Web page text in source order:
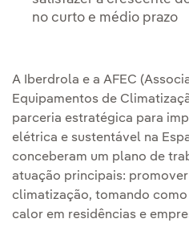
no curto e médio prazo
A Iberdrola e a AFEC
Equipamentos de
parceria estratégica para
elétrica e sustentável na
conceberam um plano de
atuação principais:
climatização, tomando
calor em residências e